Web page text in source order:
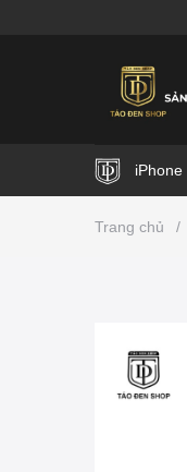
iPhone
Trang chủ /